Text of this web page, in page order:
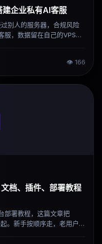
企业私有AI客服
别人的服务器，合规风险
，数据留在自己的VPS
👁 166
档、插件、部署教程
部署教程，这篇文章把
。新手按顺序走，老用户按